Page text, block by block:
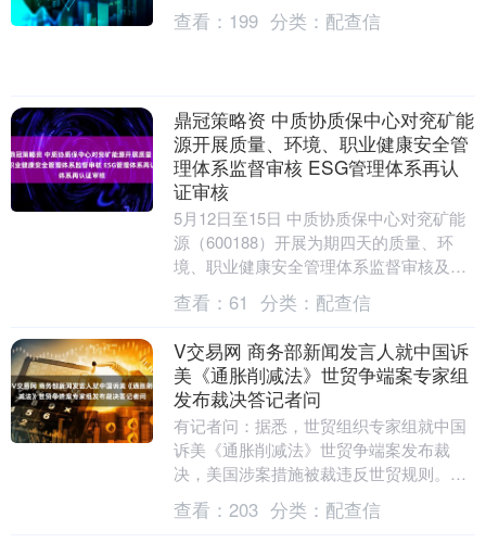
查看： 199 分类： 配查信
鼎冠策略资 中质协质保中心对兖矿能
源开展质量、环境、职业健康安全管
理体系监督审核 ESG管理体系再认
证审核
5月12日至15日 中质协质保中心对兖矿能
源（600188）开展为期四天的质量、环
境、职业健康安全管理体系监督审核及
ESG管理体系再认证审核。 在首次会议
上，中....
查看： 61 分类： 配查信
V交易网 商务部新闻发言人就中国诉
美《通胀削减法》世贸争端案专家组
发布裁决答记者问
有记者问：据悉，世贸组织专家组就中国
诉美《通胀削减法》世贸争端案发布裁
决，美国涉案措施被裁违反世贸规则。请
问发言人对此有何评论？ 答：日内瓦当地
时间1月30日，....
查看： 203 分类： 配查信